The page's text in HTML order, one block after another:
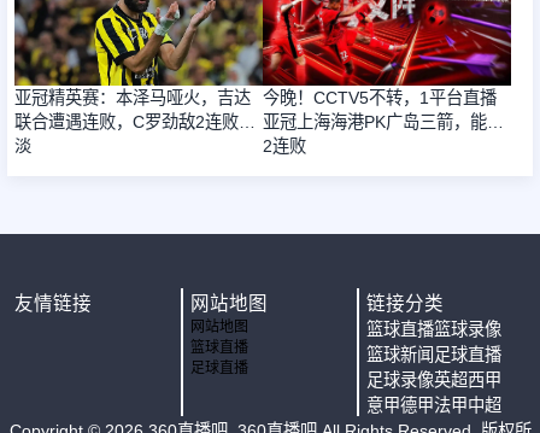
亚冠精英赛：本泽马哑火，吉达
联合遭遇连败，C罗劲敌2连败惨
淡
今晚！CCTV5不转，1平台直播
亚冠上海海港PK广岛三箭，能否
2连败
友情链接 网站地图
网站地图
篮球直播
足球直播
链接分类
篮球直播篮球录像
篮球新闻 足球直播
足球录像英超西甲
意甲德甲法甲中超